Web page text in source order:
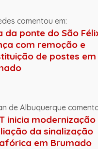
comentou em:
da ponte do São
com remoção e
de postes em
de Albuquerque
inicia modernização
da sinalização
em Brumado